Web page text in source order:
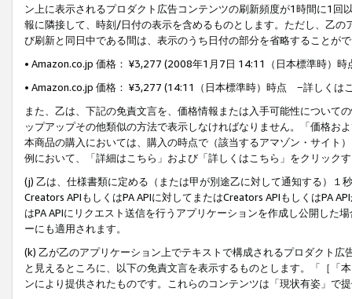
ン上に表示されるプロダクト広告コンテンツの刷新頻度が1時間に1
報に隣接して、時刻/日付の表示を含めるものとします。ただし、乙
び刷新と同日中である間は、表示のうち日付の部分を省略することが
• Amazon.co.jp 価格： ¥3,277 (2008年1月7日 14:11（日本標準時）
• Amazon.co.jp 価格： ¥3,277 (14:11（日本標準時）時点 −詳しくは
また、乙は、下記の免責文言を、価格情報または入手可能性について
ップアップその他類似の方法で表示しなければなりません。「価格
本商品の購入においては、購入の時点で（該当するアマゾン・サイト
例において、「詳細はこちら」および「詳しくはこちら」をクリック
(j) 乙は、仕様書類に定める（または甲が別途乙に対して通知する）
Creators APIもしくはPA APIに対してまたはCreators APIもしくはPA
はPA APIにリクエスト送信を行うアプリケーションを作成し公開した
ーにも適用されます。
(k) 乙が乙のアプリケーション上でテキストで構成されるプロダクト
と見えるところに、以下の免責文言を表示するものとします。「［「
ンにより提供されたものです。これらのコンテンツは「現状有姿」で